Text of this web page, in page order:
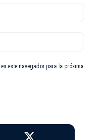
este navegador para la próxima